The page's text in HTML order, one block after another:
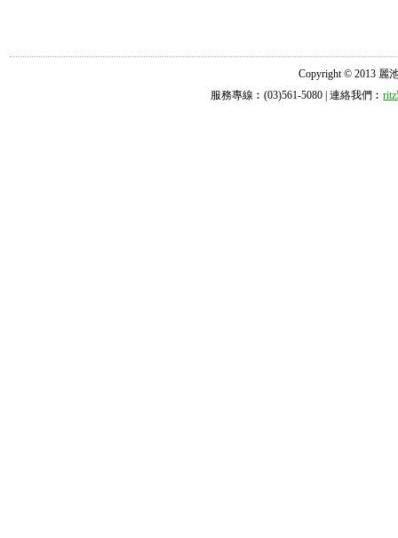
Copyright © 2013 麗
服務專線︰(03)561-5080 | 連絡我們︰